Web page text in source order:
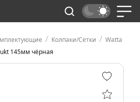
/ Колпаки/Сетки / Watta
145мм чёрная